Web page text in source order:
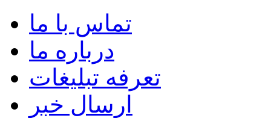
تماس با ما
درباره ما
تعرفه تبلیغات
ارسال خبر